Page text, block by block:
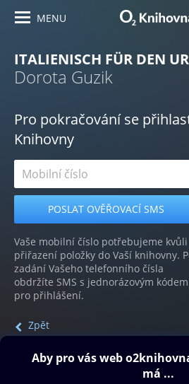
MENU
ITALIENISCH FÜR DEN
Dorota Guzik
Pro pokračování se
Knihovny
Vaše mobilní číslo potřebujeme kvůli
přiřazení položky do Vaší knihovny.
zadání Vašeho telefonního čísla
obdržíte SMS s jednorázovým kódem
pro přihlášení.
Zpět